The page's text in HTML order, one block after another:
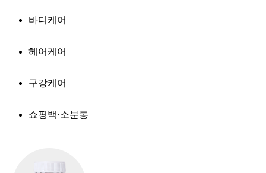
바디케어
헤어케어
구강케어
쇼핑백·소분통